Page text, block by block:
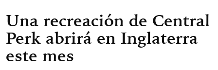
Una recreación de Central
Perk abrirá en Inglaterra
este mes